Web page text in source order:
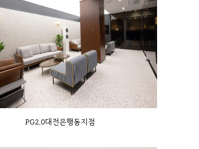
PG2.0대전은행동지점